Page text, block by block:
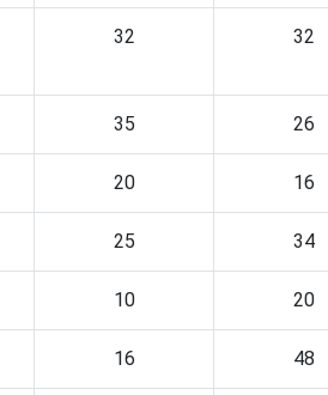
32 32
35 26
20 16
25 34
10 20
16 48